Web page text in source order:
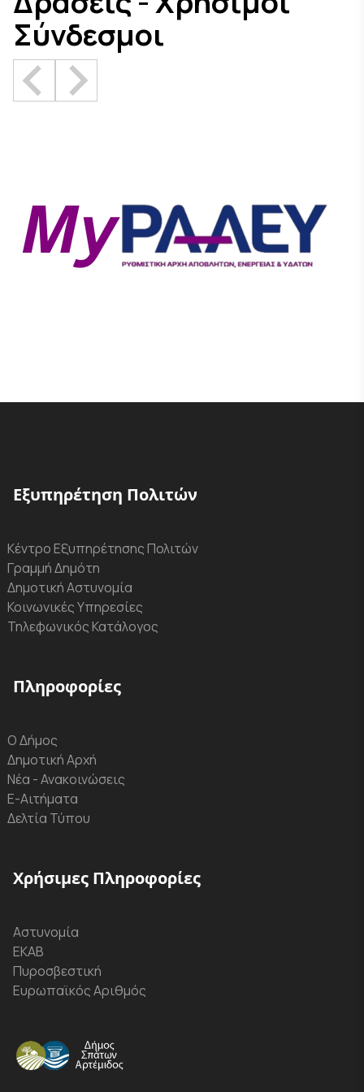
Σύνδεσμοι
Εξυπηρέτηση Πολιτών
Κέντρο Εξυπηρέτησης Πολιτών
Γραμμή Δημότη
Δημοτική Αστυνομία
Κοινωνικές Υπηρεσίες
Τηλεφωνικός Κατάλογος
Πληροφορίες
Ο Δήμος
Δημοτική Αρχή
Νέα - Ανακοινώσεις
Ε-Αιτήματα
Δελτία Τύπου
Χρήσιμες Πληροφορίες
Αστυνομία
ΕΚΑΒ
Πυροσβεστική
Ευρωπαϊκός Αριθμός